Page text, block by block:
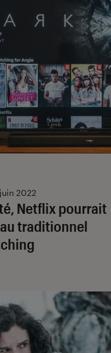
Netflix pourrait
traditionnel
2022